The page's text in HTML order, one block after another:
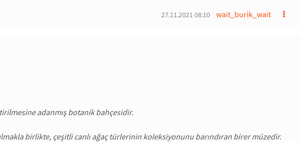
wait_burik_wait
27.11.2021 08:10
adanmış botanik bahçesidir.
birlikte, çeşitli canlı ağaç türlerinin koleksiyonunu barındıran birer müzedir.